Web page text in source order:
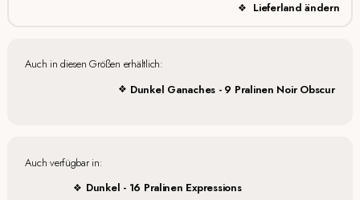
Lieferland ändern
Auch in diesen Größen erhältlich:
Dunkel Ganaches - 9 Pralinen Noir Obscur
Auch verfügbar in:
Dunkel - 16 Pralinen Expressions